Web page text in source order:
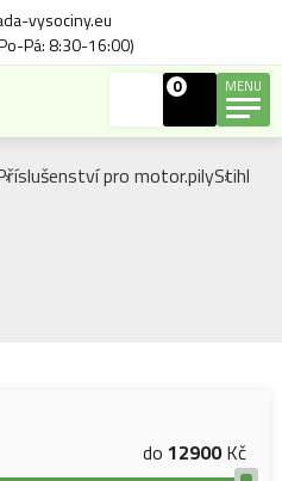
vysociny.eu
Pá: 8:30-16:00)
0 MENU
pro motor.pilyStihl
do 12900Kč